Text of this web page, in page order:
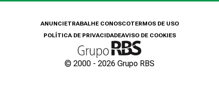
ANUNCIETRABALHE CONOSCOTERMOS DE USO
POLÍTICA DE PRIVACIDADEAVISO DE COOKIES
© 2000 - 2026 Grupo RBS